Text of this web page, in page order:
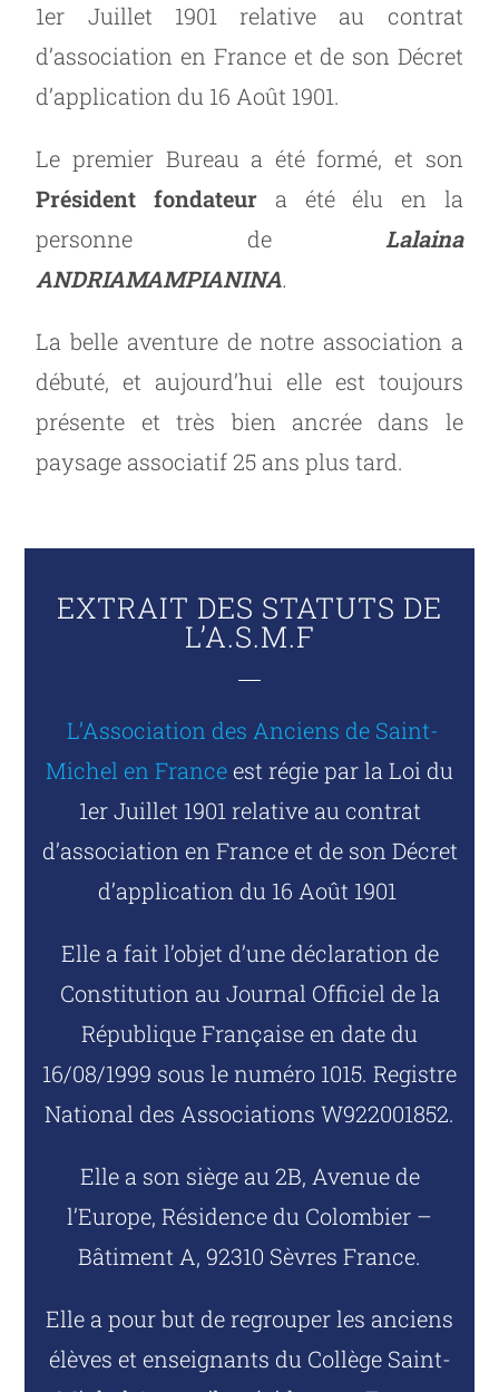
1er Juillet 1901 relative au contrat
d’association en France et de son Décret
d’application du 16 Août 1901.
Le premier Bureau a été formé, et son
Président fondateur a été élu en la
personne de Lalaina
ANDRIAMAMPIANINA.
La belle aventure de notre association a
débuté, et aujourd’hui elle est toujours
présente et très bien ancrée dans le
paysage associatif 25 ans plus tard.
EXTRAIT DES STATUTS DE
L’A.S.M.F
L’Association des Anciens de Saint-
Michel en France est régie par la Loi du
1er Juillet 1901 relative au contrat
d’association en France et de son Décret
d’application du 16 Août 1901
Elle a fait l’objet d’une déclaration de
Constitution au Journal Officiel de la
République Française en date du
16/08/1999 sous le numéro 1015. Registre
National des Associations W922001852.
Elle a son siège au 2B, Avenue de
l’Europe, Résidence du Colombier –
Bâtiment A, 92310 Sèvres France.
Elle a pour but de regrouper les anciens
élèves et enseignants du Collège Saint-